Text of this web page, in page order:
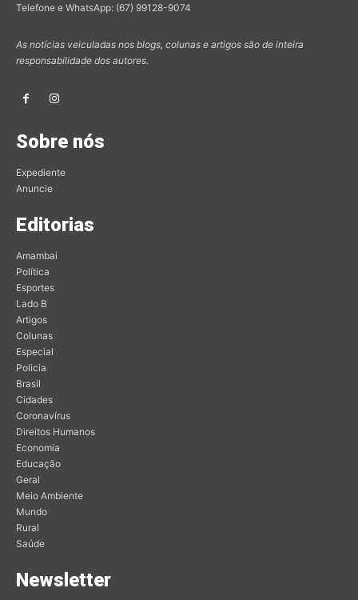
Telefone e WhatsApp: (67) 99128-9074
As notícias veiculadas nos blogs, colunas e artigos são de inteira
responsabilidade dos autores.
Sobre nós
Expediente
Anuncie
Editorias
Amambai
Política
Esportes
Lado B
Artigos
Colunas
Especial
Policia
Brasil
Cidades
Coronavírus
Direitos Humanos
Economia
Educação
Geral
Meio Ambiente
Mundo
Rural
Saúde
Newsletter